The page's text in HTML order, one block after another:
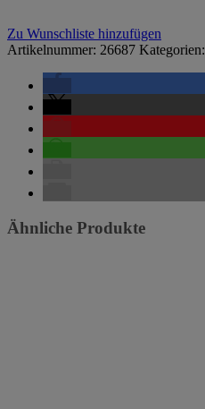
Zu Wunschliste hinzufügen
Artikelnummer: 26687 Kategorien:
Ähnliche Produkte